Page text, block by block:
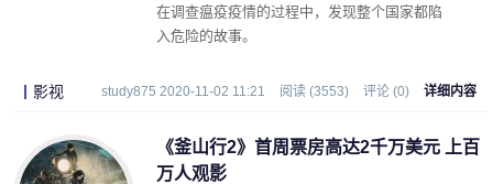
在调查瘟疫疫情的过程中，发现整个国家都陷
入危险的故事。
影视 study875 2020-11-02 11:21 阅读 (3553) 评论 (0) 详细内容
《釜山行2》首周票房高达2千万美元 上百
万人观影